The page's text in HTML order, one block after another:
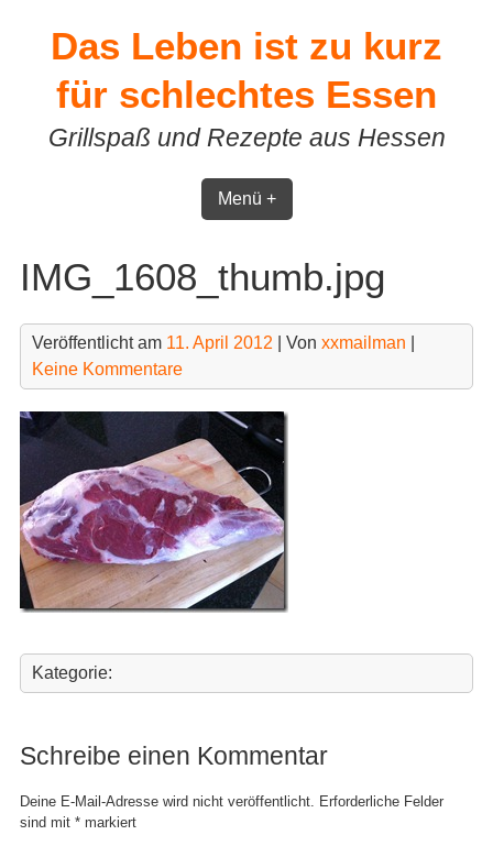
contentDas Leben ist zu kurz
für schlechtes Essen
Grillspaß und Rezepte aus Hessen
Menü +
IMG_1608_thumb.jpg
Veröffentlicht am 11. April 2012 | Von xxmailman
Keine Kommentare
Kategorie:
Schreibe einen Kommentar
Deine E-Mail-Adresse wird nicht veröffentlicht. Erforderliche Felder
sind mit *markiert